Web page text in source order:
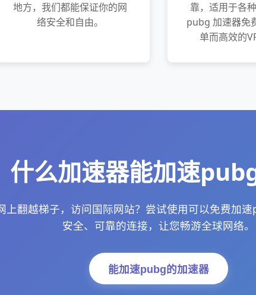
地方，我们都能保证你的网
络安全和自由。
靠，适用于各
pubg 加速器免
单而高效的
什么加速器能加速
上翻越梯子，访问国际网站？尝试使用可以免费加
安全、可靠的连接，让您畅游全球网络。
能加速pubg的加速器